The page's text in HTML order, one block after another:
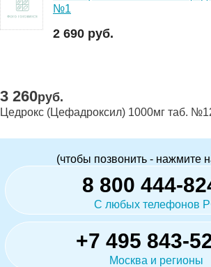
№1
2 690 руб.
3 260руб.
Цедрокс (Цефадроксил) 1000мг таб.
(чтобы позвонить - нажмите
8 800 444-
С любых телефонов
+7 495 843-
Москва и регионы